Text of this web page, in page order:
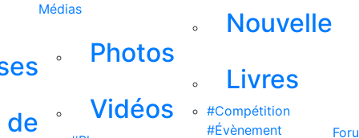
de
Médias
Photos
Vidéos
Nouvelle
Livres
#Compétition
#Évènement